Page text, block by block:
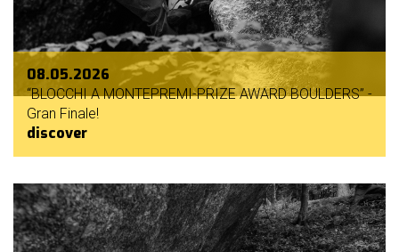
08.05.2026
“BLOCCHI A MONTEPREMI-PRIZE AWARD BOULDERS” -
Gran Finale!
discover